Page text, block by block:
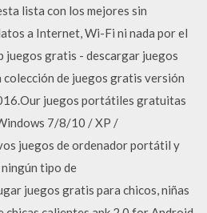
lista con los mejores sin
a Internet, Wi-Fi ni nada por el
juegos gratis - descargar juegos
de juegos gratis versión
juegos portátiles gratuitas
7/8/10 / XP /
juegos de ordenador portátil y
tipo de
juegos gratis para chicos, niñas